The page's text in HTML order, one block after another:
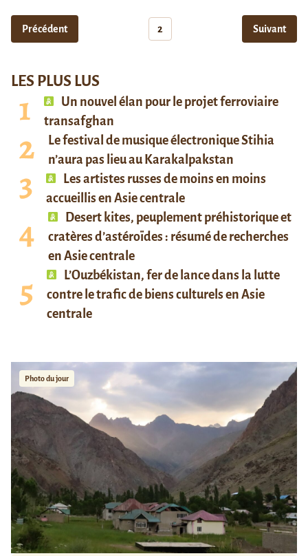
Précédent 2 Suivant
LES PLUS LUS
Un nouvel élan pour le projet ferroviaire
transafghan
Le festival de musique électronique Stihia
n’aura pas lieu au Karakalpakstan
Les artistes russes de moins en moins
accueillis en Asie centrale
Desert kites, peuplement préhistorique et
cratères d’astéroïdes : résumé de recherches
en Asie centrale
L’Ouzbékistan, fer de lance dans la lutte
contre le trafic de biens culturels en Asie
centrale
Photo du jour